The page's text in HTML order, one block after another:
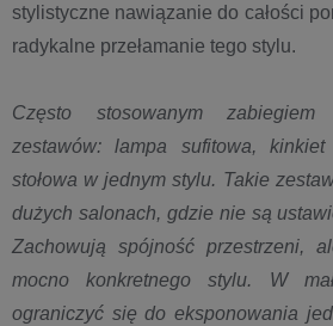
stylistyczne nawiązanie do całości
radykalne przełamanie tego stylu.
Często stosowanym zabiegiem
zestawów: lampa sufitowa,
stołowa w jednym stylu. Takie
dużych salonach, gdzie nie są
Zachowują spójność przestrzeni,
mocno konkretnego stylu. W
ograniczyć się do eksponowania